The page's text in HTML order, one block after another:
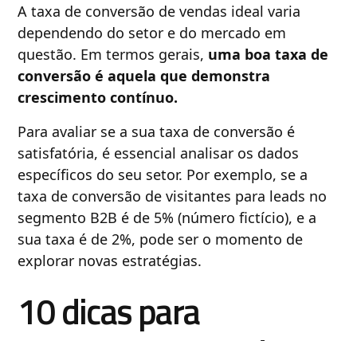
A taxa de conversão de vendas ideal varia
dependendo do setor e do mercado em
questão. Em termos gerais, uma boa taxa de
conversão é aquela que demonstra
crescimento contínuo.
Para avaliar se a sua taxa de conversão é
satisfatória, é essencial analisar os dados
específicos do seu setor. Por exemplo, se a
taxa de conversão de visitantes para leads no
segmento B2B é de 5% (número fictício), e a
sua taxa é de 2%, pode ser o momento de
explorar novas estratégias.
10 dicas para